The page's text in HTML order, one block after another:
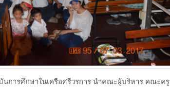
การศึกษาในเครือศรีวรการ นำคณะผู้บริหาร คณะครู